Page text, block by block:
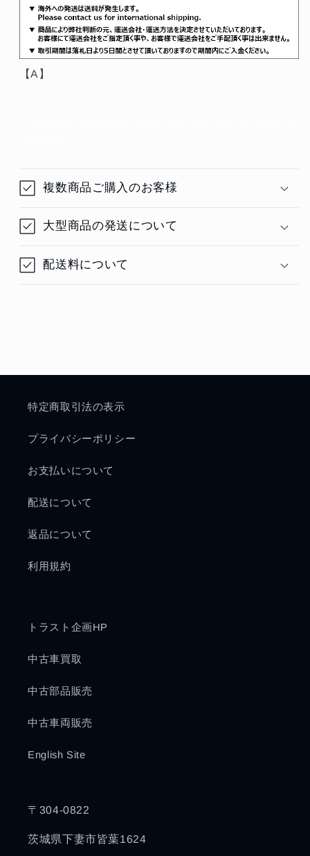
【A】
複数商品ご購入のお客様
大型商品の発送について
配送料について
特定商取引法の表示
プライバシーポリシー
お支払いについて
配送について
返品について
利用規約
トラスト企画HP
中古車買取
中古部品販売
中古車両販売
English Site
〒304-0822
茨城県下妻市皆葉1624